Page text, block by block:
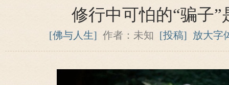
修行中可怕的“骗子”
[佛与人生] 作者：未知 [投稿] 放大字